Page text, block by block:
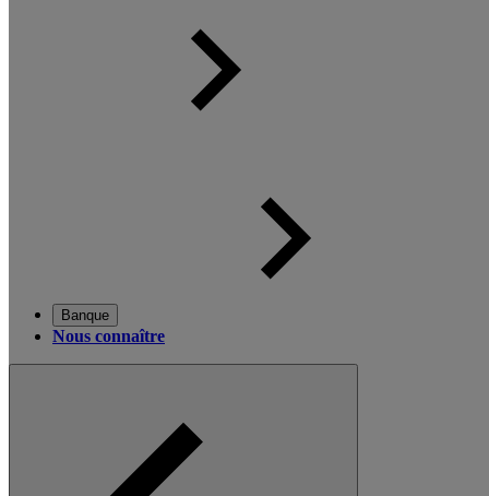
Banque
Nous connaître